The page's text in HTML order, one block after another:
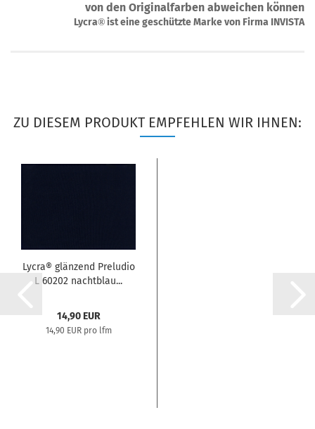
von den Originalfarben abweichen können
Lycra® ist eine geschützte Marke von Firma INVISTA
ZU DIESEM PRODUKT EMPFEHLEN WIR IHNEN:
Lycra® glänzend Preludio
L 60202 nachtblau...
14,90 EUR
14,90 EUR pro lfm